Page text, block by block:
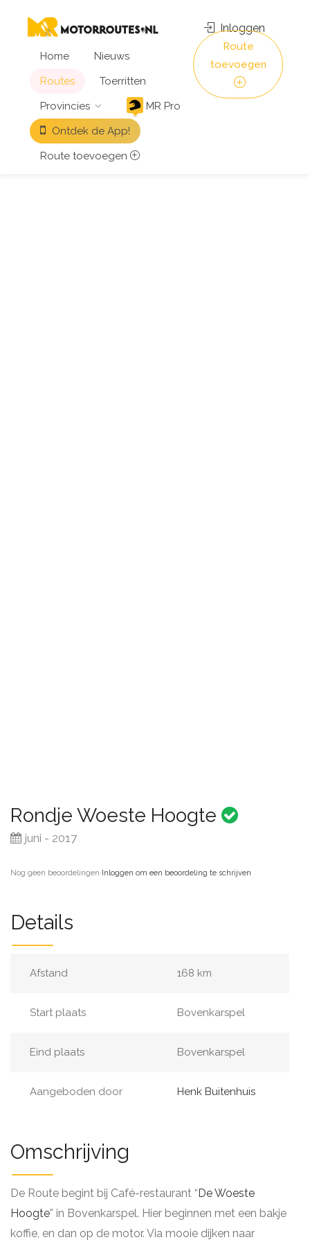
Home
Nieuws
Routes
Toerritten
Provincies
MR Pro
Ontdek de App!
Route toevoegen
Inloggen
Route
toevoegen
Rondje Woeste Hoogte
juni - 2017
Nog geen beoordelingen·Inloggen om een beoordeling te schrijven
Details
Afstand 168 km
Start plaats Bovenkarspel
Eind plaats Bovenkarspel
Aangeboden door Henk Buitenhuis
Omschrijving
De Route begint bij Café-restaurant “De Woeste
Hoogte” in Bovenkarspel. Hier beginnen met een bakje
koffie, en dan op de motor. Via mooie dijken naar